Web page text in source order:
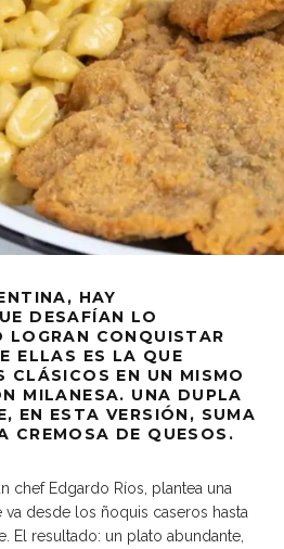
HAY
DESAFÍAN LO
LOGRAN CONQUISTAR
ELLAS ES LA QUE
CLÁSICOS EN UN MISMO
MILANESA. UNA DUPLA
EN ESTA VERSIÓN, SUMA
CREMOSA DE QUESOS.
chef Edgardo Ríos, plantea una
desde los ñoquis caseros hasta
El resultado: un plato abundante,